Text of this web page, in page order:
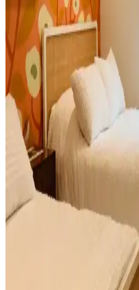
Konuşma Terapisi
Dayanıklı Koltuk
Konuşma terapisi ofislerinde
hijyen açısından önem taşır.
temizlenebilir koltuklar terapi
Bebekli Yatak
Yöntemleri: İşlevsel ve
Bebekli yatak odasında
dekorasyon, renk uyumu ve
Mekanı sıcak ve kullanışlı
Birleşik Krallık'ta
ve Satın Alma Uyarıları
Birleşik Krallık'ta Teddy
stok kaynaklı sünger
alternatif seçenekler